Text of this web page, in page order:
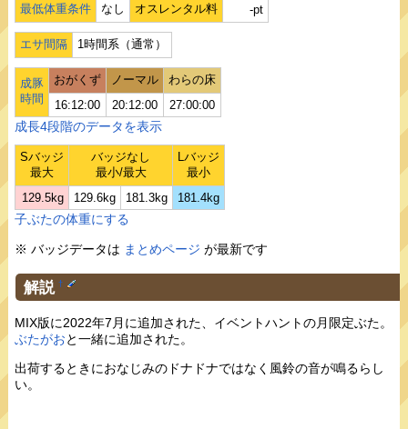
最低体重条件
なし オスレンタル料 -pt
エサ間隔 1時間系（通常）
成豚
時間
おがくず ノーマル
わらの床
16:12:00
20:12:00 27:00:00
成長4段階のデータを表示
Sバッジ
最大
バッジなし
最小/最大
Lバッジ
最小
129.5kg
129.6kg 181.3kg 181.4kg
子ぶたの体重にする
※ バッジデータは まとめページ が最新です
解説 †
MIX版に2022年7月に追加された、イベントハントの月限定ぶた。
ぶたがおと一緒に追加された。
出荷するときにおなじみのドナドナではなく風鈴の音が鳴るらし
い。